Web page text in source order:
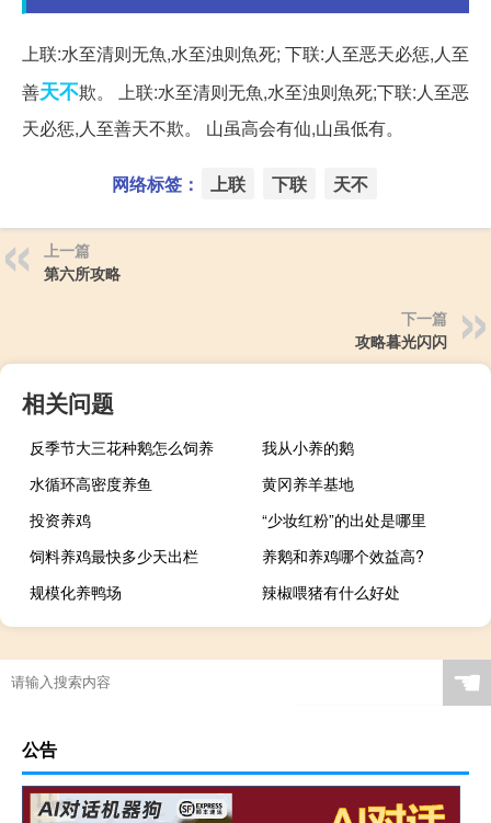
上联:水至清则无魚,水至浊则魚死; 下联:人至恶天必惩,人至
善天不欺。 上联:水至清则无魚,水至浊则魚死;下联:人至恶
天必惩,人至善天不欺。 山虽高会有仙,山虽低有。
网络标签： 上联 下联 天不
上一篇
第六所攻略
下一篇
攻略暮光闪闪
相关问题
反季节大三花种鹅怎么饲养
我从小养的鹅
水循环高密度养鱼
黄冈养羊基地
投资养鸡
“少妆红粉”的出处是哪里
饲料养鸡最快多少天出栏
养鹅和养鸡哪个效益高?
规模化养鸭场
辣椒喂猪有什么好处
☚
公告